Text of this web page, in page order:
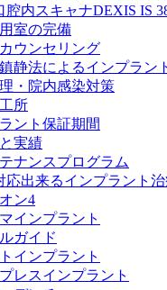
腔内スキャナDEXIS IS
室の完備
ウンセリング
静法によるインプラン
・院内感染対策
所
ント保証期間
実績
ナンスプログラム
ン4
インプラント
ガイド
インプラント
レスインプラント